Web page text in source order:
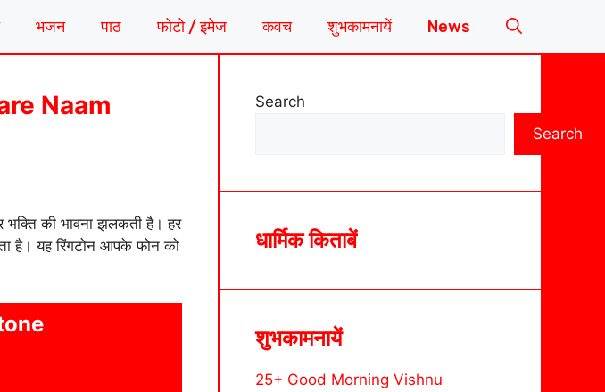
भजन पाठ फोटो / इमेज कवच शुभकामनायें News
Naam
की भावना झलकती है। हर
है। यह रिंगटोन आपके फोन को
Search
Search
धार्मिक किताबें
शुभकामनायें
25+ Good Morning Vishnu